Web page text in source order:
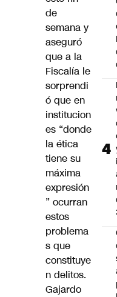
de
semana y
aseguró
que a la
Fiscalía le
sorprendi
ó que en
institucion
es “donde
la ética
tiene su
máxima
expresión
” ocurran
estos
problema
s que
constituye
n delitos.
Gajardo